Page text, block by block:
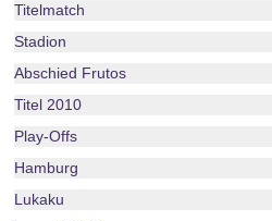
Titelmatch
Stadion
Abschied Frutos
Titel 2010
Play-Offs
Hamburg
Lukaku